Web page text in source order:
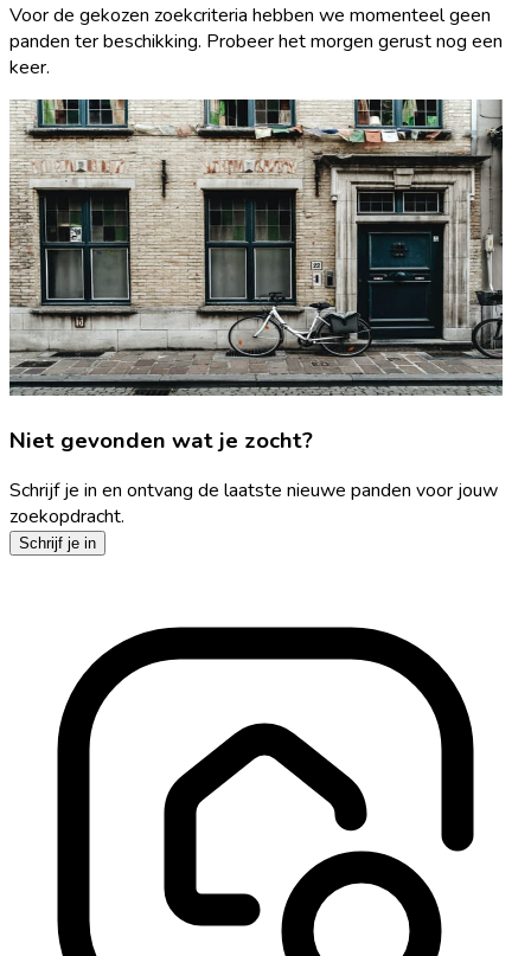
Voor de gekozen zoekcriteria hebben we momenteel geen
panden ter beschikking. Probeer het morgen gerust nog een
keer.
Niet gevonden wat je zocht?
Schrijf je in en ontvang de laatste nieuwe panden voor jouw
zoekopdracht.
Schrijf je in